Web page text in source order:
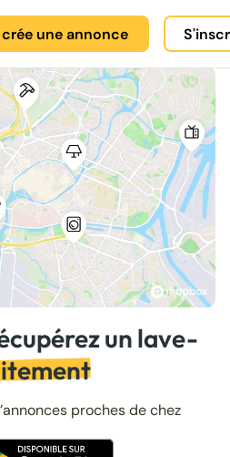
crée une annonce
un lave-
proches de chez